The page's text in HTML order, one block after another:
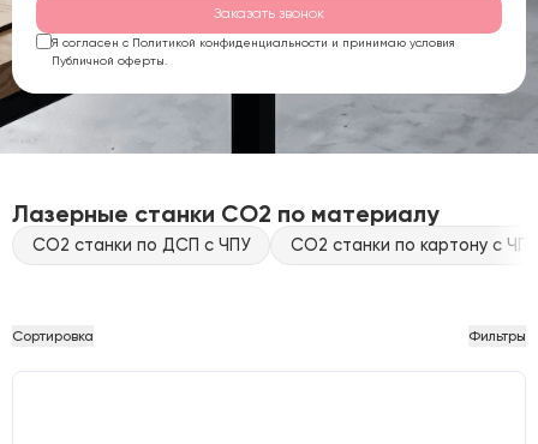
Заказать звонок
Я согласен с Политикой конфиденциальности и принимаю условия
Публичной оферты.
Лазерные станки CO2 по материалу
CO2 станки по ДСП с ЧПУ CO2 станки по картону с ЧПУ
Сортировка Фильтры